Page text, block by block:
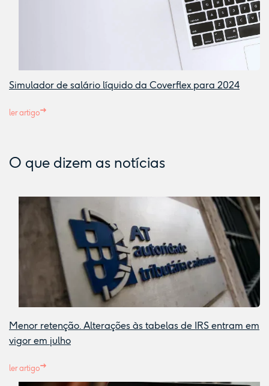
Simulador de salário líquido da Coverflex para 2024
ler artigo
O que dizem as notícias
Menor retenção. Alterações às tabelas de IRS entram em
vigor em julho
ler artigo